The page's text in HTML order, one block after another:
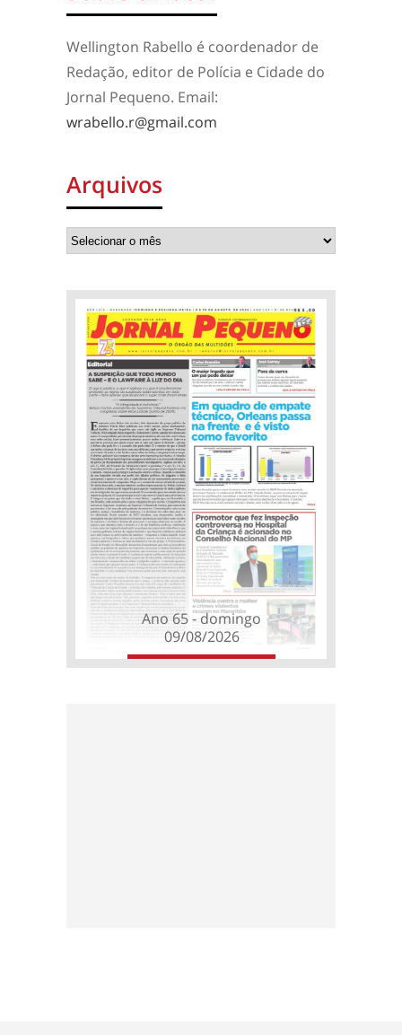
Wellington Rabello é coordenador de
Redação, editor de Polícia e Cidade do
Jornal Pequeno. Email:
wrabello.r@gmail.com
Arquivos
Ano 65 - domingo
09/08/2026